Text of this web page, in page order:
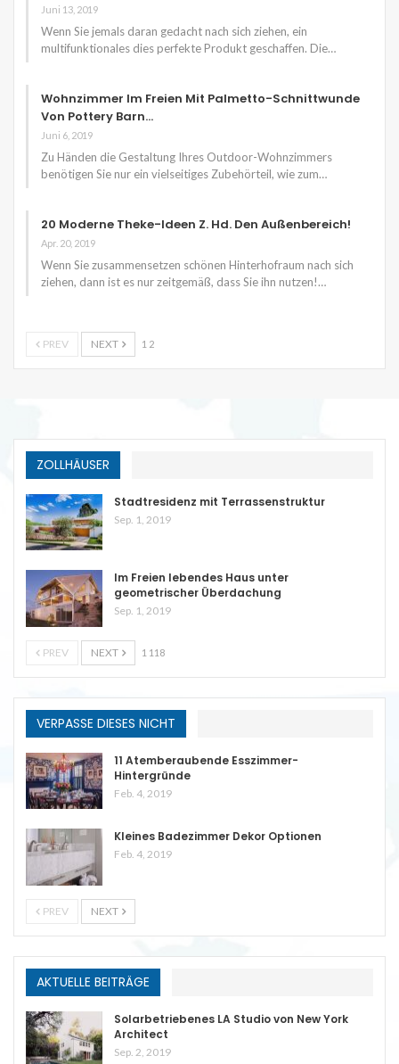
Juni 13, 2019
Wenn Sie jemals daran gedacht nach sich ziehen, ein
multifunktionales dies perfekte Produkt geschaffen. Die…
Wohnzimmer Im Freien Mit Palmetto-Schnittwunde
Von Pottery Barn…
Juni 6, 2019
Zu Händen die Gestaltung Ihres Outdoor-Wohnzimmers
benötigen Sie nur ein vielseitiges Zubehörteil, wie zum…
20 Moderne Theke-Ideen Z. Hd. Den Außenbereich!
Apr. 20, 2019
Wenn Sie zusammensetzen schönen Hinterhofraum nach sich
ziehen, dann ist es nur zeitgemäß, dass Sie ihn nutzen!…
PREV NEXT 1 2
ZOLLHÄUSER
Stadtresidenz mit Terrassenstruktur
Sep. 1, 2019
Im Freien lebendes Haus unter
geometrischer Überdachung
Sep. 1, 2019
PREV NEXT 1 118
VERPASSE DIESES NICHT
11 Atemberaubende Esszimmer-
Hintergründe
Feb. 4, 2019
Kleines Badezimmer Dekor Optionen
Feb. 4, 2019
PREV NEXT
AKTUELLE BEITRÄGE
Solarbetriebenes LA Studio von New York
Architect
Sep. 2, 2019